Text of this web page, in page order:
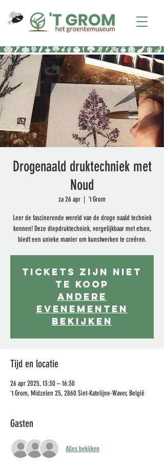
Drogenaald druktechniek met
Noud
za 26 apr
  |
't Grom
Leer de fascinerende wereld van de droge naald techniek
kennen! Deze diepdruktechniek, vergelijkbaar met etsen,
biedt een unieke manier om kunstwerken te creëren.
Tickets zijn niet
te koop
Andere
evenementen
bekijken
Tijd en locatie
26 apr 2025, 13:30 – 16:30
't Grom, Midzelen 25, 2860 Sint-Katelijne-Waver, België
Gasten
Alles bekijken